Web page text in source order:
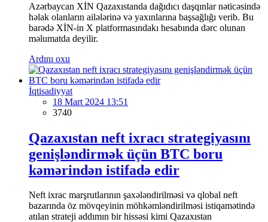
Azərbaycan XİN Qazaxıstanda dağıdıcı daşqınlar nəticəsində
həlak olanların ailələrinə və yaxınlarına başsağlığı verib. Bu
barədə XİN-in X platformasındakı hesabında dərc olunan
məlumatda deyilir.
Ardını oxu
İqtisadiyyat
18 Mart 2024 13:51
3740
Qazaxıstan neft ixracı strategiyasını
genişləndirmək üçün BTC boru
kəmərindən istifadə edir
Neft ixrac marşrutlarının şaxələndirilməsi və qlobal neft
bazarında öz mövqeyinin möhkəmləndirilməsi istiqamətində
atılan strateji addımın bir hissəsi kimi Qazaxıstan